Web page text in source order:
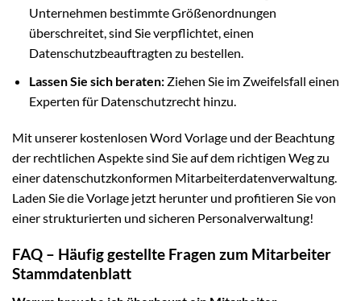
Unternehmen bestimmte Größenordnungen
überschreitet, sind Sie verpflichtet, einen
Datenschutzbeauftragten zu bestellen.
Lassen Sie sich beraten:Ziehen Sie im Zweifelsfall einen
Experten für Datenschutzrecht hinzu.
Mit unserer kostenlosen Word Vorlage und der Beachtung
der rechtlichen Aspekte sind Sie auf dem richtigen Weg zu
einer datenschutzkonformen Mitarbeiterdatenverwaltung.
Laden Sie die Vorlage jetzt herunter und profitieren Sie von
einer strukturierten und sicheren Personalverwaltung!
FAQ – Häufig gestellte Fragen zum Mitarbeiter
Stammdatenblatt